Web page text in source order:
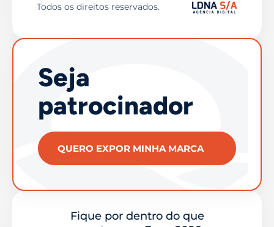
Todos os direitos reservados.
Seja
patrocinador
QUERO EXPOR MINHA MARCA
Fique por dentro do que